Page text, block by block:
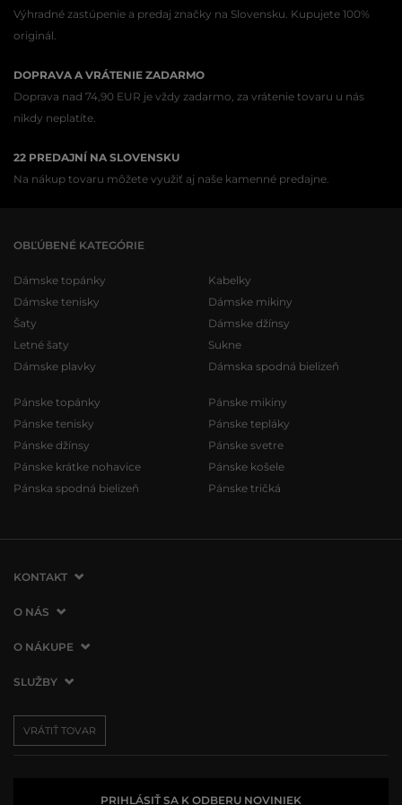
Výhradné zastúpenie a predaj značky na Slovensku. Kupujete 100%
originál.
DOPRAVA A VRÁTENIE ZADARMO
Doprava nad 74,90 EUR je vždy zadarmo, za vrátenie tovaru u nás
nikdy neplatíte.
22 PREDAJNÍ NA SLOVENSKU
Na nákup tovaru môžete využiť aj naše kamenné predajne.
OBĽÚBENÉ KATEGÓRIE
Dámske topánky
Dámske tenisky
Šaty
Letné šaty
Dámske plavky
Kabelky
Dámske mikiny
Dámske džínsy
Sukne
Dámska spodná bielizeň
Pánske topánky
Pánske tenisky
Pánske džínsy
Pánske krátke nohavice
Pánska spodná bielizeň
Pánske mikiny
Pánske tepláky
Pánske svetre
Pánske košele
Pánske tričká
KONTAKT
VERMONT Services Slovakia s. r. o.
821 07 Bratislava
Slovenská republika
info@vermont.sk
O NÁS
O spoločnosti
Naše predajne
Presscentrum
O NÁKUPE
Ako nakupovať
Vrátenie tovaru
Reklamácie
SLUŽBY
Doprava a platba
Darčekové poukážky
VRÁTIŤ TOVAR
PRIHLÁSIŤ SA K ODBERU NOVINIEK